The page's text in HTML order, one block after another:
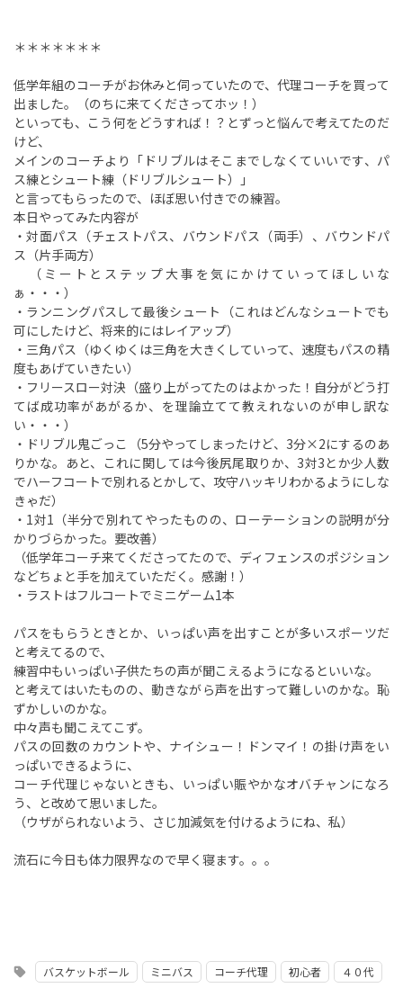
＊＊＊＊＊＊＊
低学年組のコーチがお休みと伺っていたので、代理コーチを買って
出ました。（のちに来てくださってホッ！）
といっても、こう何をどうすれば！？とずっと悩んで考えてたのだ
けど、
メインのコーチより「ドリブルはそこまでしなくていいです、パ
ス練とシュート練（ドリブルシュート）」
と言ってもらったので、ほぼ思い付きでの練習。
本日やってみた内容が
・対面パス（チェストパス、バウンドパス（両手）、バウンドパ
ス（片手両方）
（ミートとステップ大事を気にかけていってほしいな
ぁ・・・）
・ランニングパスして最後シュート（これはどんなシュートでも
可にしたけど、将来的にはレイアップ）
・三角パス（ゆくゆくは三角を大きくしていって、速度もパスの精
度もあげていきたい）
・フリースロー対決（盛り上がってたのはよかった！自分がどう打
てば成功率があがるか、を理論立てて教えれないのが申し訳な
い・・・）
・ドリブル鬼ごっこ（5分やってしまったけど、3分×2にするのあ
りかな。あと、これに関しては今後尻尾取りか、3対3とか少人数
でハーフコートで別れるとかして、攻守ハッキリわかるようにしな
きゃだ）
・1対1（半分で別れてやったものの、ローテーションの説明が分
かりづらかった。要改善）
（低学年コーチ来てくださってたので、ディフェンスのポジション
などちょと手を加えていただく。感謝！）
・ラストはフルコートでミニゲーム1本
パスをもらうときとか、いっぱい声を出すことが多いスポーツだ
と考えてるので、
練習中もいっぱい子供たちの声が聞こえるようになるといいな。
と考えてはいたものの、動きながら声を出すって難しいのかな。恥
ずかしいのかな。
中々声も聞こえてこず。
パスの回数のカウントや、ナイシュー！ドンマイ！の掛け声をい
っぱいできるように、
コーチ代理じゃないときも、いっぱい賑やかなオバチャンになろ
う、と改めて思いました。
（ウザがられないよう、さじ加減気を付けるようにね、私）
流石に今日も体力限界なので早く寝ます。。。
sell バスケットボール ミニバス コーチ代理 初心者 ４０代